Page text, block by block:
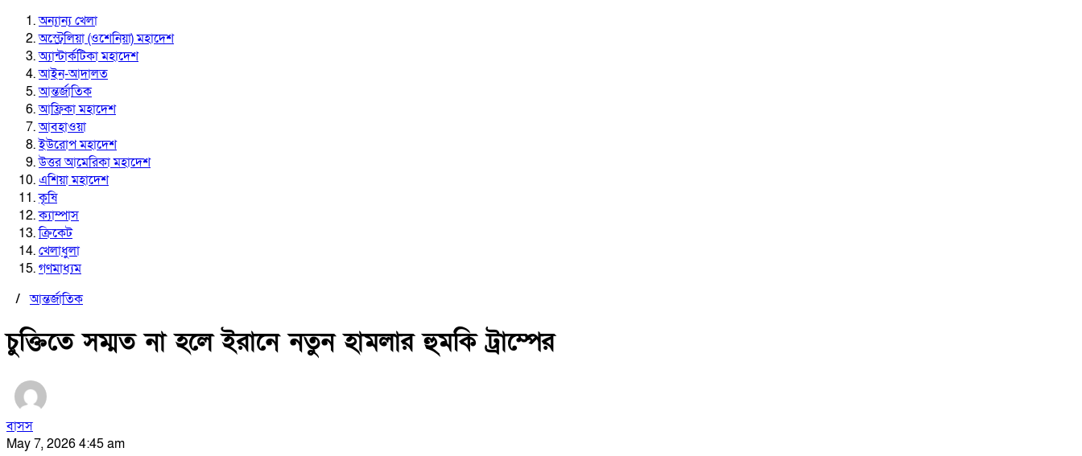
অন্যান্য খেলা
অস্ট্রেলিয়া (ওশেনিয়া) মহাদেশ
অ্যান্টার্কটিকা মহাদেশ
আইন-আদালত
আন্তর্জাতিক
আফ্রিকা মহাদেশ
আবহাওয়া
ইউরোপ মহাদেশ
উত্তর আমেরিকা মহাদেশ
এশিয়া মহাদেশ
কৃষি
ক্যাম্পাস
ক্রিকেট
খেলাধুলা
গণমাধ্যম
/আন্তর্জাতিক
চুক্তিতে সম্মত না হলে ইরানে নতুন হামলার হুমকি ট্রাম্পের
বাসস
May 7, 2026 4:45 am